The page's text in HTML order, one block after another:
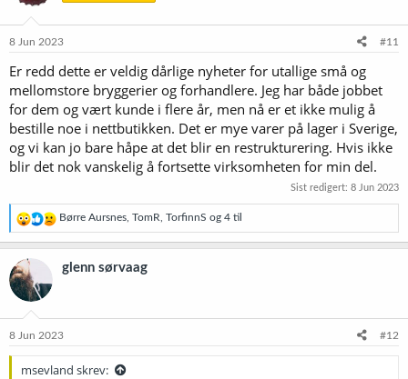
8 Jun 2023 #11
Er redd dette er veldig dårlige nyheter for utallige små og
mellomstore bryggerier og forhandlere. Jeg har både jobbet
for dem og vært kunde i flere år, men nå er et ikke mulig å
bestille noe i nettbutikken. Det er mye varer på lager i Sverige,
og vi kan jo bare håpe at det blir en restrukturering. Hvis ikke
blir det nok vanskelig å fortsette virksomheten for min del.
Sist redigert: 8 Jun 2023
R
e
a
s
n
e
Børre Aursnes TomR TorfinnS og 4 til
glenn sørvaag
8 Jun 2023 #12
msevland skrev: